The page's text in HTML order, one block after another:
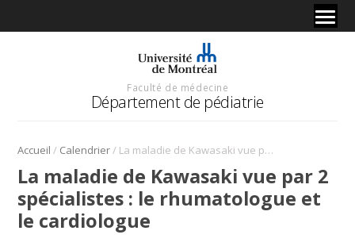
Faculté de médecine
Département de pédiatrie
Accueil / Calendrier/ La maladie de Kawasaki vue par 2 spécialistes : le rhumatologue et le cardiologue
La maladie de Kawasaki vue par 2
spécialistes : le rhumatologue et
le cardiologue